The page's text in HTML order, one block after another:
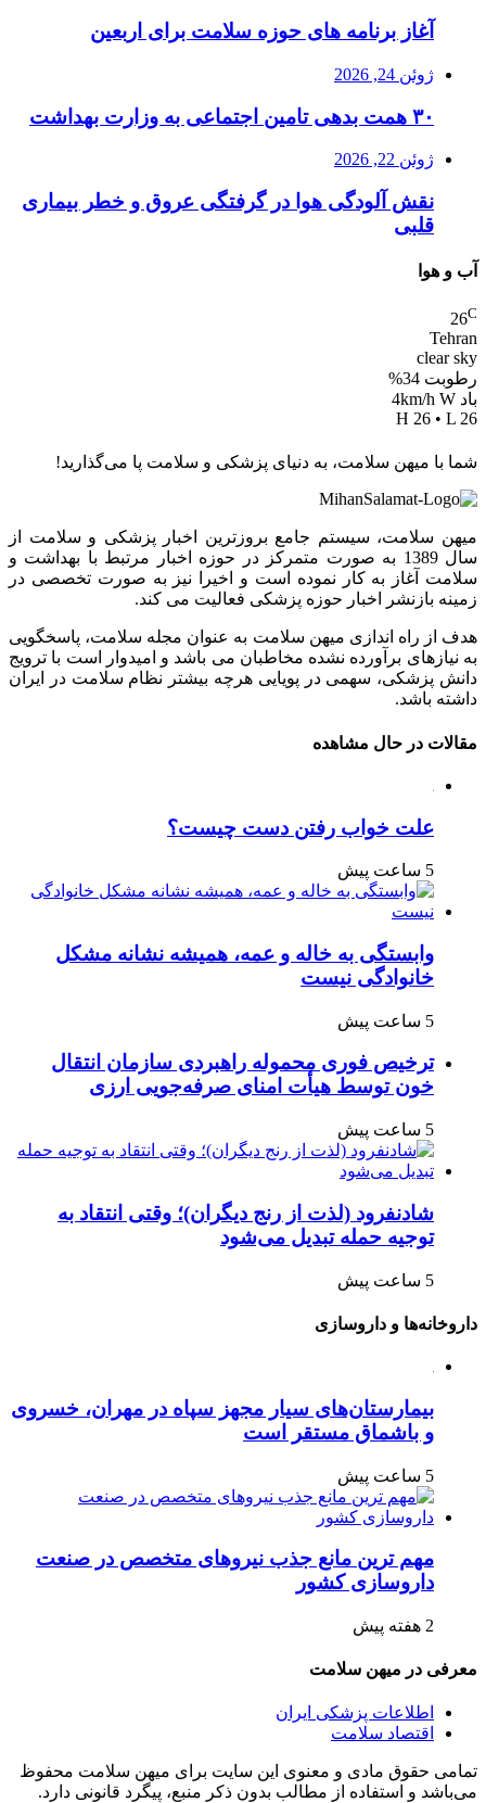
آغاز برنامه های حوزه سلامت برای اربعین
ژوئن 24, 2026
۳۰ همت بدهی تامین اجتماعی به وزارت بهداشت
ژوئن 22, 2026
نقش آلودگی هوا در گرفتگی عروق و خطر بیماری
قلبی
آب و هوا
26C
Tehran
clear sky
رطوبت 34%
باد 4km/h W
H 26 • L 26
شما با میهن سلامت، به دنیای پزشکی و سلامت پا می‌گذارید!
میهن سلامت، سیستم جامع بروزترین اخبار پزشکی و سلامت از
سال 1389 به صورت متمرکز در حوزه اخبار مرتبط با بهداشت و
سلامت آغاز به کار نموده است و اخیرا نیز به صورت تخصصی در
زمینه بازنشر اخبار حوزه پزشکی فعالیت می کند.
هدف از راه اندازی میهن سلامت به عنوان مجله سلامت، پاسخگویی
به نیازهای برآورده نشده مخاطبان می باشد و امیدوار است با ترویج
دانش پزشکی، سهمی در پویایی هرچه بیشتر نظام سلامت در ایران
داشته باشد.
مقالات در حال مشاهده
علت خواب رفتن دست چیست؟
5 ساعت پیش
وابستگی به خاله و عمه، همیشه نشانه مشکل
خانوادگی نیست
5 ساعت پیش
ترخیص فوری محموله راهبردی سازمان انتقال
خون توسط هیأت امنای صرفه‌جویی ارزی
5 ساعت پیش
شادنفرود (لذت از رنج دیگران)؛ وقتی انتقاد به
توجیه حمله تبدیل می‌شود
5 ساعت پیش
داروخانه‌ها و داروسازی
بیمارستان‌های سیار مجهز سپاه در مهران، خسروی
و باشماق مستقر است
5 ساعت پیش
مهم ترین مانع جذب نیروهای متخصص در صنعت
داروسازی کشور
2 هفته پیش
معرفی در میهن سلامت
اطلاعات پزشکی ایران
اقتصاد سلامت
تمامی حقوق مادی و معنوی این سایت برای میهن سلامت محفوظ
می‌باشد و استفاده از مطالب بدون ذکر منبع، پیگرد قانونی دارد.